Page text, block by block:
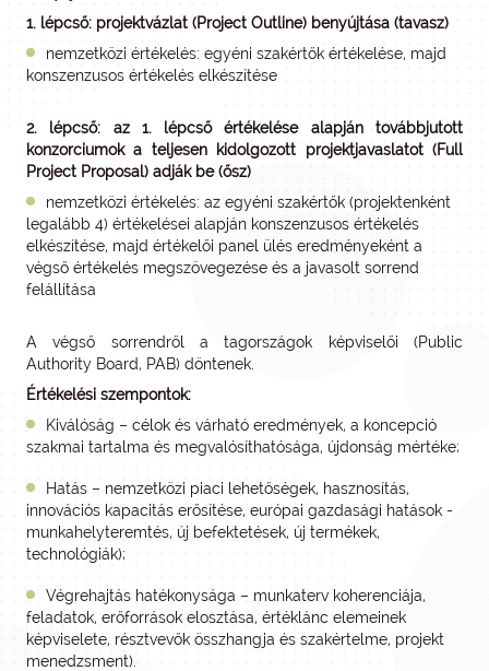
1. lépcső: projektvázlat (Project Outline) benyújtása (tavasz)
nemzetközi értékelés: egyéni szakértők értékelése, majd
konszenzusos értékelés elkészítése
2. lépcső: az 1. lépcső értékelése alapján továbbjutott
konzorciumok a teljesen kidolgozott projektjavaslatot (Full
Project Proposal) adják be (ősz)
nemzetközi értékelés: az egyéni szakértők (projektenként
legalább 4) értékelései alapján konszenzusos értékelés
elkészítése, majd értékelői panel ülés eredményeként a
végső értékelés megszövegezése és a javasolt sorrend
felállítása
A végső sorrendről a tagországok képviselői (Public
Authority Board, PAB) döntenek.
Értékelési szempontok:
Kiválóság – célok és várható eredmények, a koncepció
szakmai tartalma és megvalósíthatósága, újdonság mértéke;
Hatás – nemzetközi piaci lehetőségek, hasznosítás,
innovációs kapacitás erősítése, európai gazdasági hatások -
munkahelyteremtés, új befektetések, új termékek,
technológiák);
Végrehajtás hatékonysága – munkaterv koherenciája,
feladatok, erőforrások elosztása, értéklánc elemeinek
képviselete, résztvevők összhangja és szakértelme, projekt
menedzsment).